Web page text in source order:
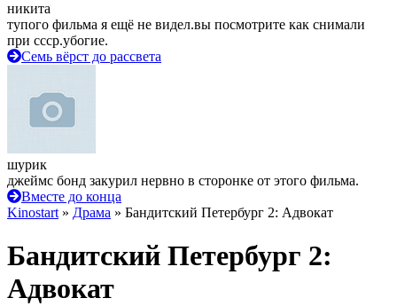
никита
тупого фильма я ещё не видел.вы посмотрите как снимали
при ссср.убогие.
Семь вёрст до рассвета
шурик
джеймс бонд закурил нервно в сторонке от этого фильма.
Вместе до конца
Kinostart » Драма » Бандитский Петербург 2: Адвокат
Бандитский Петербург 2:
Адвокат